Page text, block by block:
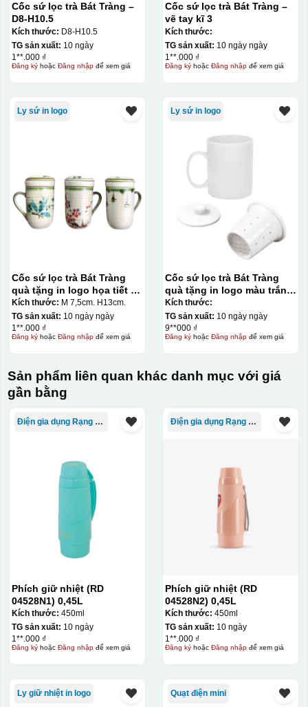
Cốc sứ lọc trà Bát Tràng –
D8-H10.5
Kích thước: D8-H10.5
TG sản xuất: 10 ngày
1**.000 ₫
Đăng kýhoặc Đăng nhậpđể xem giá
Cốc sứ lọc trà Bát Tràng –
vẽ tay kĩ 3
Kích thước:
TG sản xuất: 10 ngày ngày
1**.000 ₫
Đăng kýhoặc Đăng nhậpđể xem giá
Ly sứ in logo
Cốc sứ lọc trà Bát Tràng
quà tặng in logo họa tiết vẽ
tay dáng thóp quai bán tim
250ml KQ-CSLT02
Kích thước: M 7,5cm. H13cm.
TG sản xuất: 10 ngày ngày
1**.000 ₫
Đăng kýhoặc Đăng nhậpđể xem giá
Ly sứ in logo
Cốc sứ lọc trà Bát Tràng
quà tặng in logo màu trắng
dáng trụ quai C KQ-CSLT01
Kích thước:
TG sản xuất: 10 ngày ngày
9**000 ₫
Đăng kýhoặc Đăng nhậpđể xem giá
Sản phẩm liên quan khác danh mục với giá
gần bằng
Điện gia dụng Rạng Đông
Phích giữ nhiệt (RD
04528N1) 0,45L
Kích thước: 450ml
TG sản xuất: 10 ngày
1**.000 ₫
Đăng kýhoặc Đăng nhậpđể xem giá
Điện gia dụng Rạng Đông
Phích giữ nhiệt (RD
04528N2) 0,45L
Kích thước: 450ml
TG sản xuất: 10 ngày
1**.000 ₫
Đăng kýhoặc Đăng nhậpđể xem giá
Ly giữ nhiệt in logo Quạt điện mini